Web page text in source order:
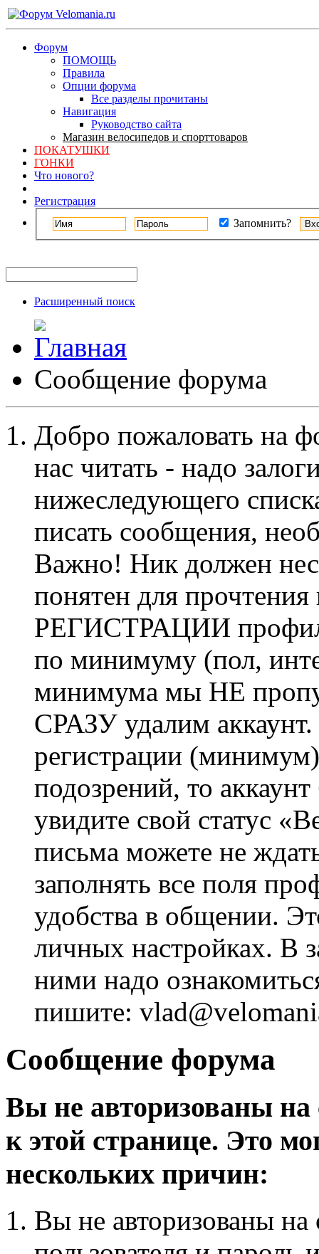
Форум
ПОМОЩЬ
Правила
Опции форума
Все разделы прочитаны
Навигация
Руководство сайта
Магазин велосипедов и спорттоваров
ПОКАТУШКИ
ГОНКИ
Что нового?
Регистрация
Запомнить?
Расширенный поиск
Сообщение форума
Добро пожаловать на
нас читать - надо
нижеследующего
писать сообщения,
Важно! Ник должен
понятен для
РЕГИСТРАЦИИ профиль
по минимуму (пол,
минимума мы НЕ
СРАЗУ удалим
регистрации
подозрений, то
увидите свой статус
письма можете не
заполнять все поля
удобства в общении.
личных настройках. В
ними надо
пишите:
Сообщение форума
Вы не авторизованы на
к этой странице. Это
нескольких причин:
Вы не авторизованы на